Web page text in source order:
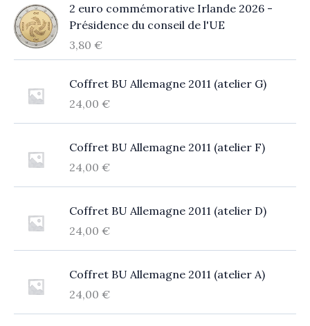
2 euro commémorative Irlande 2026 -
Présidence du conseil de l'UE
3,80 €
Coffret BU Allemagne 2011 (atelier G)
24,00 €
Coffret BU Allemagne 2011 (atelier F)
24,00 €
Coffret BU Allemagne 2011 (atelier D)
24,00 €
Coffret BU Allemagne 2011 (atelier A)
24,00 €